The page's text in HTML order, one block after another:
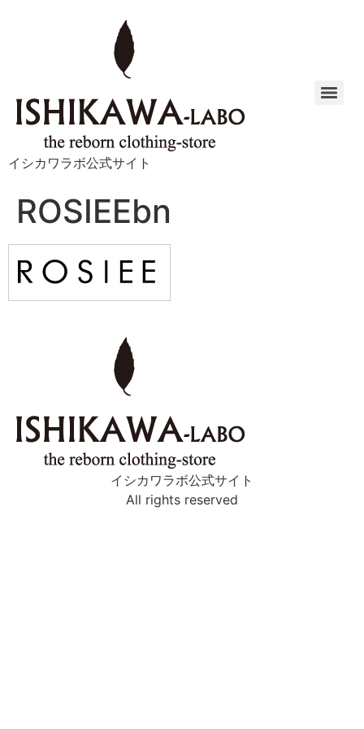
イシカワラボ公式サイト
ROSIEEbn
イシカワラボ公式サイト
All rights reserved